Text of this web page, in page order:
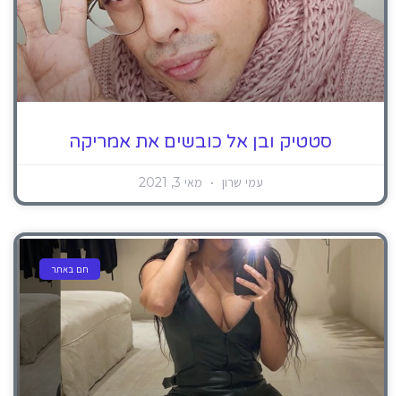
סטטיק ובן אל כובשים את אמריקה
עמי שרון מאי 3, 2021
חם באתר